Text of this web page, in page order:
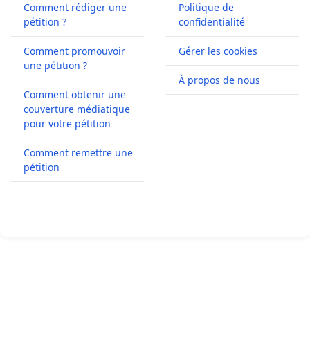
Comment rédiger une
pétition ?
Comment promouvoir
une pétition ?
Comment obtenir une
couverture médiatique
pour votre pétition
Comment remettre une
pétition
Politique de
confidentialité
Gérer les cookies
À propos de nous